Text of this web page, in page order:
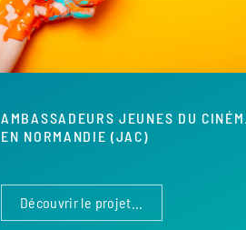
AMBASSADEURS JEUNES DU
EN NORMANDIE (JAC)
Découvrir le projet...